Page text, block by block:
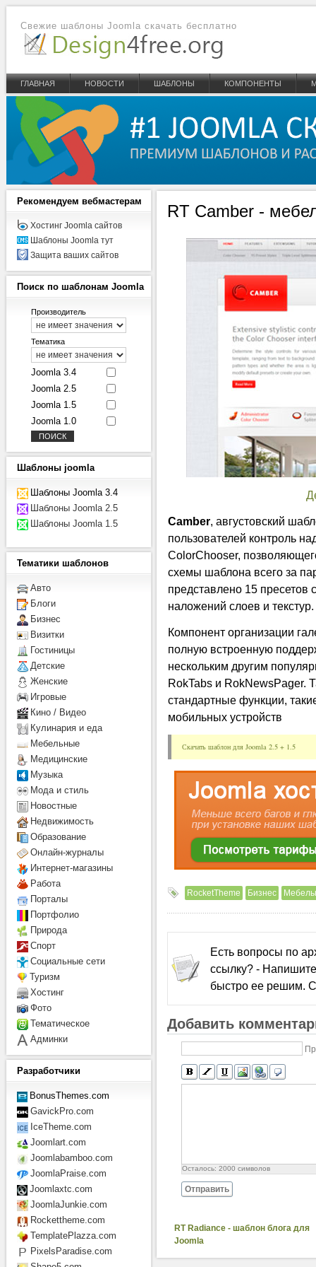
Свежие шаблоны Joomla скачать бесплатно
ГЛАВНАЯ НОВОСТИ ШАБЛОНЫ КОМПОНЕНТЫ
RT Camber -
Camber, августовский
пользователей контроль
ColorChooser,
схемы шаблона всего за
представлено 15 пресетов
наложений слоев и текстур.
Компонент организации
полную встроенную
нескольким другим
RokTabs и RokNewsPager.
стандартные функции,
мобильных устройств
Скачать шаблон для Joomla 2.5 + 1.5
RocketTheme Бизнес
Есть вопросы по
ссылку? -
быстро ее решим.
Добавить
Осталось: 2000 символов
Отправить
RT Radiance - шаблон блога для
Joomla
Рекомендуем вебмастерам
Хостинг Joomla сайтов
Шаблоны Joomla тут
Защита ваших сайтов
Поиск по шаблонам Joomla
Производитель
Тематика
Joomla 3.4
Joomla 2.5
Joomla 1.5
Joomla 1.0
Шаблоны joomla
Шаблоны Joomla 3.4
Шаблоны Joomla 2.5
Шаблоны Joomla 1.5
Тематики шаблонов
Авто
Блоги
Бизнес
Визитки
Гостиницы
Детcкие
Женские
Игровые
Кино / Видео
Кулинария и еда
Мебельные
Медицинские
Музыка
Мода и стиль
Новостные
Недвижимость
Образование
Онлайн-журналы
Интернет-магазины
Работа
Порталы
Портфолио
Природа
Спорт
Социальные сети
Туризм
Хостинг
Фото
Тематическое
Админки
Разработчики
BonusThemes.com
GavickPro.com
IceTheme.com
Joomlart.com
Joomlabamboo.com
JoomlaPraise.com
Joomlaxtc.com
JoomlaJunkie.com
Rockettheme.com
TemplatePlazza.com
PixelsParadise.com